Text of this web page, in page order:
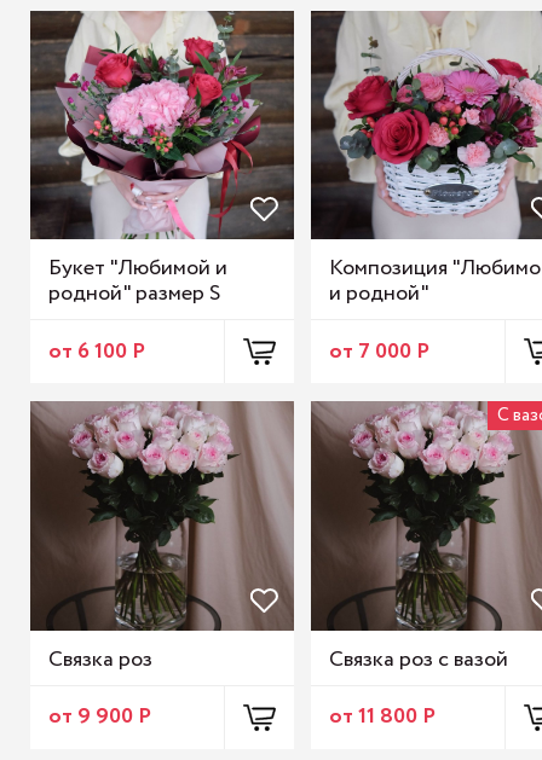
Букет "Любимой и
родной" размер S
от 6 100 Р
Композиция
и родной"
от 7 000 Р
Связка роз
от 9 900 Р
С
Связка роз с вазой
от 11 800 Р